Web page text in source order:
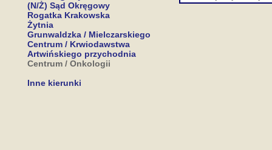
(N/Ż) Sąd Okręgowy
Rogatka Krakowska
Żytnia
Grunwaldzka / Mielczarskiego
Centrum / Krwiodawstwa
Artwińskiego przychodnia
Centrum / Onkologii
Inne kierunki